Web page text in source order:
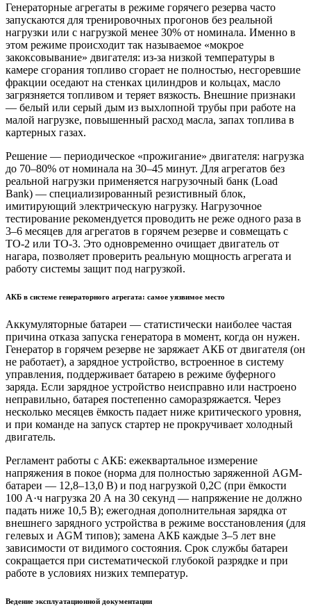
Генераторные агрегаты в режиме горячего резерва часто
запускаются для тренировочных прогонов без реальной
нагрузки или с нагрузкой менее 30% от номинала. Именно в
этом режиме происходит так называемое «мокрое
закоксовывание» двигателя: из-за низкой температуры в
камере сгорания топливо сгорает не полностью, несгоревшие
фракции оседают на стенках цилиндров и кольцах, масло
загрязняется топливом и теряет вязкость. Внешние признаки
— белый или серый дым из выхлопной трубы при работе на
малой нагрузке, повышенный расход масла, запах топлива в
картерных газах.
Решение — периодическое «прожигание» двигателя: нагрузка
до 70–80% от номинала на 30–45 минут. Для агрегатов без
реальной нагрузки применяется нагрузочный банк (Load
Bank) — специализированный резистивный блок,
имитирующий электрическую нагрузку. Нагрузочное
тестирование рекомендуется проводить не реже одного раза в
3–6 месяцев для агрегатов в горячем резерве и совмещать с
ТО-2 или ТО-3. Это одновременно очищает двигатель от
нагара, позволяет проверить реальную мощность агрегата и
работу системы защит под нагрузкой.
АКБ в системе генераторного агрегата: самое уязвимое место
Аккумуляторные батареи — статистически наиболее частая
причина отказа запуска генератора в момент, когда он нужен.
Генератор в горячем резерве не заряжает АКБ от двигателя (он
не работает), а зарядное устройство, встроенное в систему
управления, поддерживает батарею в режиме буферного
заряда. Если зарядное устройство неисправно или настроено
неправильно, батарея постепенно саморазряжается. Через
несколько месяцев ёмкость падает ниже критического уровня,
и при команде на запуск стартер не прокручивает холодный
двигатель.
Регламент работы с АКБ: ежеквартальное измерение
напряжения в покое (норма для полностью заряженной AGM-
батареи — 12,8–13,0 В) и под нагрузкой 0,2С (при ёмкости
100 А·ч нагрузка 20 А на 30 секунд — напряжение не должно
падать ниже 10,5 В); ежегодная дополнительная зарядка от
внешнего зарядного устройства в режиме восстановления (для
гелевых и AGM типов); замена АКБ каждые 3–5 лет вне
зависимости от видимого состояния. Срок службы батареи
сокращается при систематической глубокой разрядке и при
работе в условиях низких температур.
Ведение эксплуатационной документации